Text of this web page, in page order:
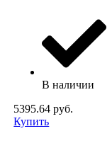
В наличии
5395.64 руб.
Купить